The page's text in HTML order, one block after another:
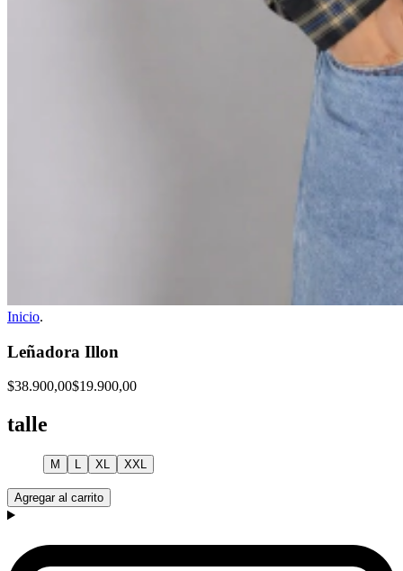
Inicio.
Leñadora Illon
$38.900,00$19.900,00
talle
M L XL XXL
Agregar al carrito